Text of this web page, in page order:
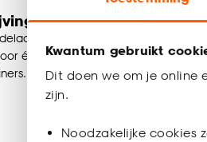
Kwantum gebruikt
Dit doen we om je online
zijn.
Noodzakelijke cookies
in een zilveren kleur en
één dinerkaars en voegt een
Verrijk je interieur met de